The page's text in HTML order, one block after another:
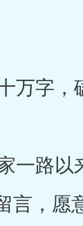
万字，
一路以
言，愿